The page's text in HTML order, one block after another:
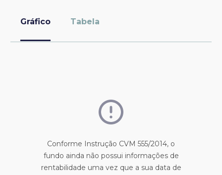
Gráfico Tabela
Conforme Instrução CVM 555/2014, o
fundo ainda não possui informações de
rentabilidade uma vez que a sua data de